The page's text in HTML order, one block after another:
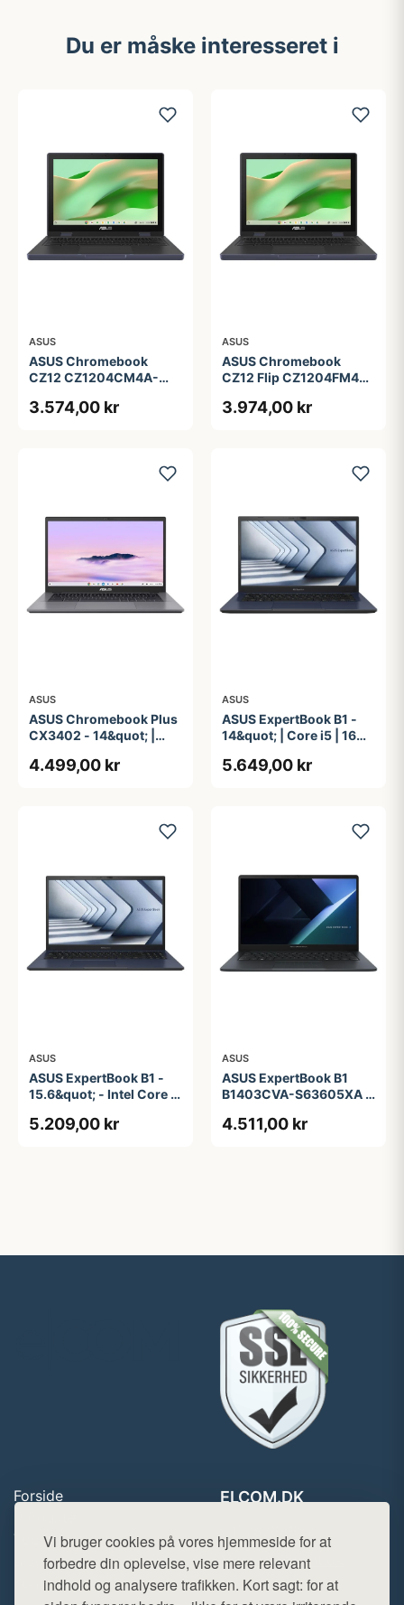
Vi bruger cookies på vores hjemmeside for at
forbedre din oplevelse, vise mere relevant
indhold og analysere trafikken. Kort sagt: for at
Du er måske interesseret i
ASUS
ASUS Chromebook
CZ12 CZ1204CM4A-
MediaTek Kompanio 540
3.574,00 kr
ASUS
ASUS Chromebook
CZ12 Flip CZ1204FM4A-
MediaTek Kompanio 540
3.974,00 kr
ASUS
ASUS Chromebook Plus
CX3402 - 14&quot; |
4.499,00 kr
ASUS
ASUS ExpertBook B1 -
14&quot; | Core i5 | 16GB
5.649,00 kr
ASUS
ASUS ExpertBook B1 -
15.6&quot; - Intel Core i5
256 GB SSD
5.209,00 kr
ASUS
ASUS ExpertBook B1
B1403CVA-S63605XA -
i3-1315U - 8 GB RAM -
4.511,00 kr
Forside
Top Rabatter
Blog
Kontakt
ELCOM.DK
Mail: hej@want.dk
Cookie- og privatlivspolitik